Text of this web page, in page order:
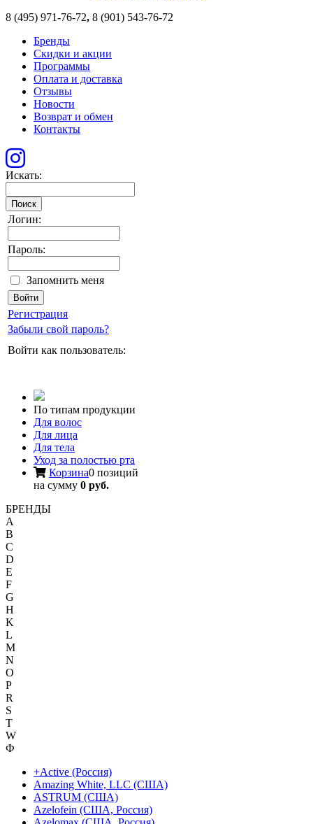
8 (495) 971-76-72, 8 (901) 543-76-72
Бренды
Скидки и акции
Программы
Оплата и доставка
Отзывы
Новости
Возврат и обмен
Контакты
Искать:
Поиск
Логин:
Пароль:
Запомнить меня
Регистрация
Забыли свой пароль?
Войти как пользователь:
По типам продукции
Для волос
Для лица
Для тела
Уход за полостью рта
Корзина0 позиций
на сумму 0 руб.
БРЕНДЫ
A
B
C
D
E
F
G
H
K
L
M
N
O
P
R
S
T
W
Ф
+Active (Россия)
Amazing White, LLC (США)
ASTRUM (США)
Azelofein (США, Россия)